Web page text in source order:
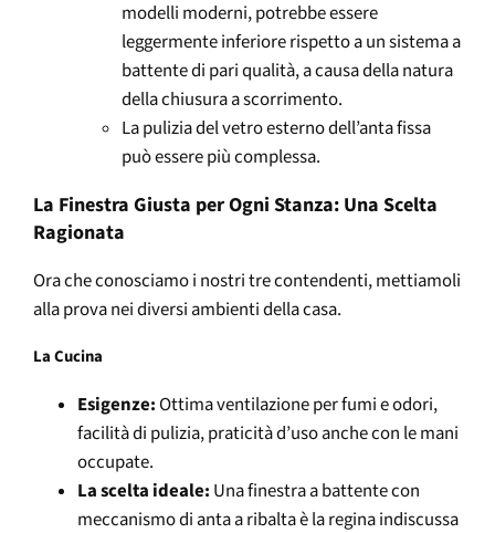
modelli moderni, potrebbe essere
leggermente inferiore rispetto a un sistema a
battente di pari qualità, a causa della natura
della chiusura a scorrimento.
La pulizia del vetro esterno dell’anta fissa
può essere più complessa.
La Finestra Giusta per Ogni Stanza: Una Scelta
Ragionata
Ora che conosciamo i nostri tre contendenti, mettiamoli
alla prova nei diversi ambienti della casa.
La Cucina
Esigenze:Ottima ventilazione per fumi e odori,
facilità di pulizia, praticità d’uso anche con le mani
occupate.
La scelta ideale: Una finestra a battente con
meccanismo di anta a ribalta è la regina indiscussa